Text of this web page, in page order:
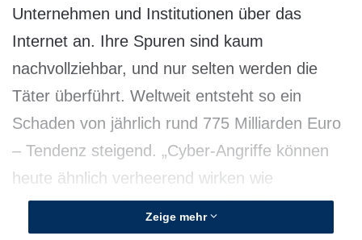
Unternehmen und Institutionen über das
Internet an. Ihre Spuren sind kaum
nachvollziehbar, und nur selten werden die
Täter überführt. Weltweit entsteht so ein
Schaden von jährlich rund 775 Milliarden Euro
– Tendenz steigend. „Cyber-Angriffe können
heute ähnlich verheerend wirken wie
herkömmliche Militärschläge. Die Bedrohung
wächst exponentiell“, so Generalleutnant Kurt
Zeige mehr